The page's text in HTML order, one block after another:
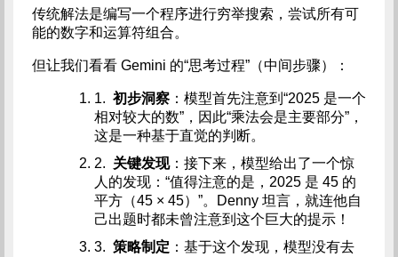
传统解法是编写一个程序进行穷举搜索，尝试所有可
能的数字和运算符组合。
但让我们看看 Gemini 的“思考过程”（中间步骤）：
1. 初步洞察：模型首先注意到“2025 是一个
相对较大的数”，因此“乘法会是主要部分”，
这是一种基于直觉的判断。
2. 关键发现：接下来，模型给出了一个惊
人的发现：“值得注意的是，2025 是 45 的
平方（45 × 45）”。Denny 坦言，就连他自
己出题时都未曾注意到这个巨大的提示！
3. 策略制定 ：基于这个发现，模型没有去